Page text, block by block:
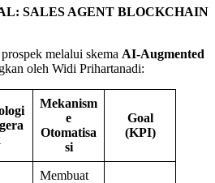
SALES AGENT BLOCKCHAIN
melalui skema AI-Augmented
oleh Widi Prihartanadi:
Mekanism
e
Otomatisa
si
Goal
(KPI)
Membuat